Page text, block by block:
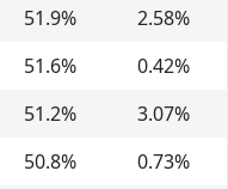
51.9% 2.58%
51.6% 0.42%
51.2% 3.07%
50.8% 0.73%